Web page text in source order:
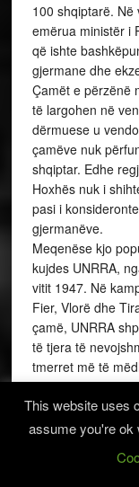
100 shqiptarë. Në
emërua ministër i
që ishte
gjermane dhe
Çamët e përzënë
të largohen në
dërmuese u
çamëve nuk
shqiptar. Edhe
Hoxhës nuk i
pasi i
gjermanëve.
Meqenëse kjo
kujdes UNRRA,
vitit 1947. Në
Fier, Vlorë dhe
çamë, UNRRA
të tjera të
tmerret më të
Që prej asaj kohe
kanë injoruar
shkaktuan
shtetësia greke
This website uses
assume you're ok